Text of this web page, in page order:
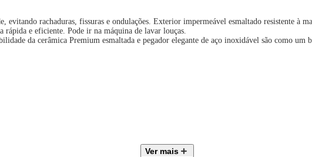
evitando rachaduras, fissuras e ondulações. Exterior impermeável esmaltado resistente à
e eficiente. Pode ir na máquina de lavar louças.
da cerâmica Premium esmaltada e pegador elegante de aço inoxidável são como um
Ver mais